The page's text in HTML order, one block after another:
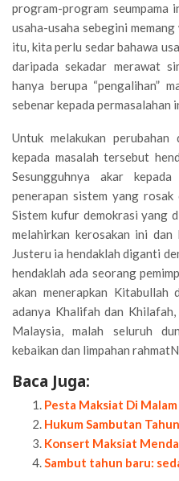
program-program seumpama
usaha-usaha sebegini
itu, kita perlu sedar bahawa
daripada sekadar merawat
hanya berupa “pengalihan”
sebenar kepada permasalahan
Untuk melakukan
kepada masalah tersebut
Sesungguhnya akar
penerapan sistem yang
Sistem kufur demokrasi yang
melahirkan kerosakan ini
Justeru ia hendaklah diganti
hendaklah ada seorang
akan menerapkan Kitabullah
adanya Khalifah dan
Malaysia, malah seluruh
kebaikan dan limpahan
Baca Juga:
Pesta Maksiat Di
Hukum Sambutan
Konsert Maksiat
Sambut tahun baru: